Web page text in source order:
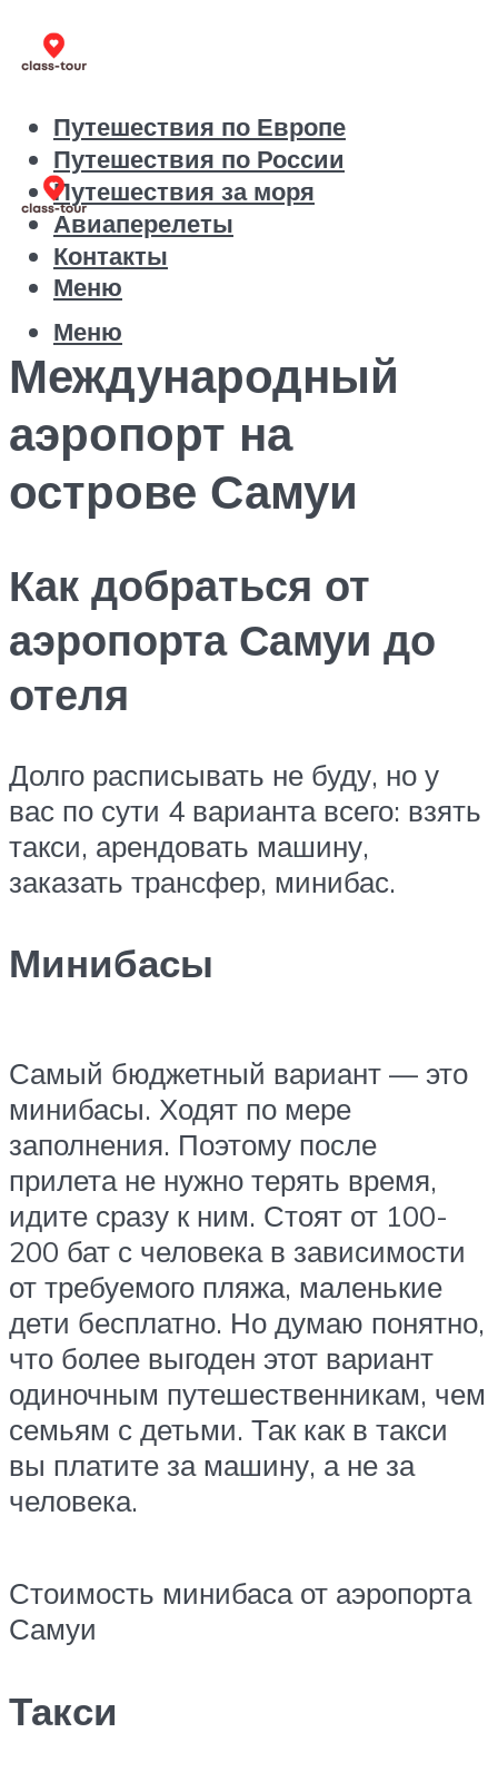
Путешествия по Европе
Путешествия по России
Путешествия за моря
Авиаперелеты
Контакты
Меню
Меню
Международный
аэропорт на
острове Самуи
Как добраться от
аэропорта Самуи до
отеля
Долго расписывать не буду, но у
вас по сути 4 варианта всего: взять
такси, арендовать машину,
заказать трансфер, минибас.
Минибасы
Самый бюджетный вариант — это
минибасы. Ходят по мере
заполнения. Поэтому после
прилета не нужно терять время,
идите сразу к ним. Стоят от 100-
200 бат с человека в зависимости
от требуемого пляжа, маленькие
дети бесплатно. Но думаю понятно,
что более выгоден этот вариант
одиночным путешественникам, чем
семьям с детьми. Так как в такси
вы платите за машину, а не за
человека.
Стоимость минибаса от аэропорта
Самуи
Такси